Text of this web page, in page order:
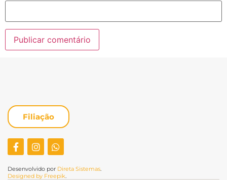
Filiação
Desenvolvido por Direta Sistemas.
Designed by Freepik.